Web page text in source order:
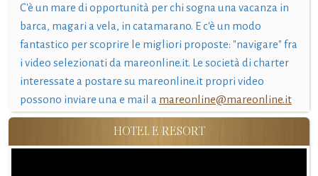
C'è un mare di opportunità per chi sogna una vacanza in
barca, magari a vela, in catamarano. E c'è un modo
fantastico per scoprire le migliori proposte: "navigare" fra
i video selezionati da mareonline.it. Le società di charter
interessate a postare su mareonline.it propri video
possono inviare una e mail a mareonline@mareonline.it
HOTEL E RESORT